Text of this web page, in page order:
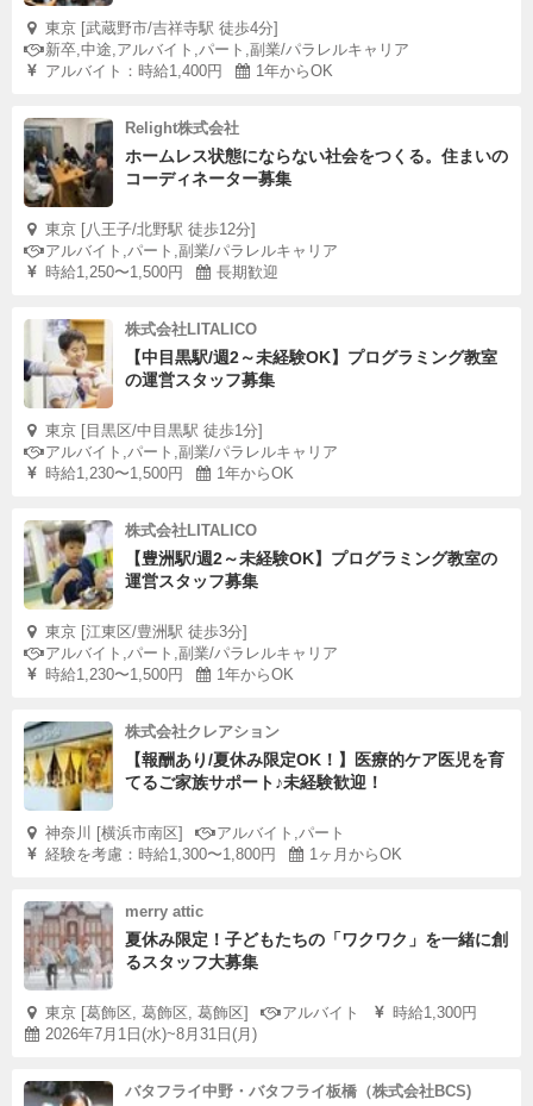
東京 [武蔵野市/吉祥寺駅 徒歩4分]
新卒,中途,アルバイト,パート,副業/パラレルキャリア
アルバイト：時給1,400円
1年からOK
Relight株式会社
ホームレス状態にならない社会をつくる。住まいの
コーディネーター募集
東京 [八王子/北野駅 徒歩12分]
アルバイト,パート,副業/パラレルキャリア
時給1,250〜1,500円
長期歓迎
株式会社LITALICO
【中目黒駅/週2～未経験OK】プログラミング教室
の運営スタッフ募集
東京 [目黒区/中目黒駅 徒歩1分]
アルバイト,パート,副業/パラレルキャリア
時給1,230〜1,500円
1年からOK
株式会社LITALICO
【豊洲駅/週2～未経験OK】プログラミング教室の
運営スタッフ募集
東京 [江東区/豊洲駅 徒歩3分]
アルバイト,パート,副業/パラレルキャリア
時給1,230〜1,500円
1年からOK
株式会社クレアション
【報酬あり/夏休み限定OK！】医療的ケア医児を育
てるご家族サポート♪未経験歓迎！
神奈川 [横浜市南区]
アルバイト,パート
経験を考慮：時給1,300〜1,800円
1ヶ月からOK
merry attic
夏休み限定！子どもたちの「ワクワク」を一緒に創
るスタッフ大募集
東京 [葛飾区, 葛飾区, 葛飾区] アルバイト
時給1,300円
2026年7月1日(水)~8月31日(月)
バタフライ中野・バタフライ板橋（株式会社BCS)